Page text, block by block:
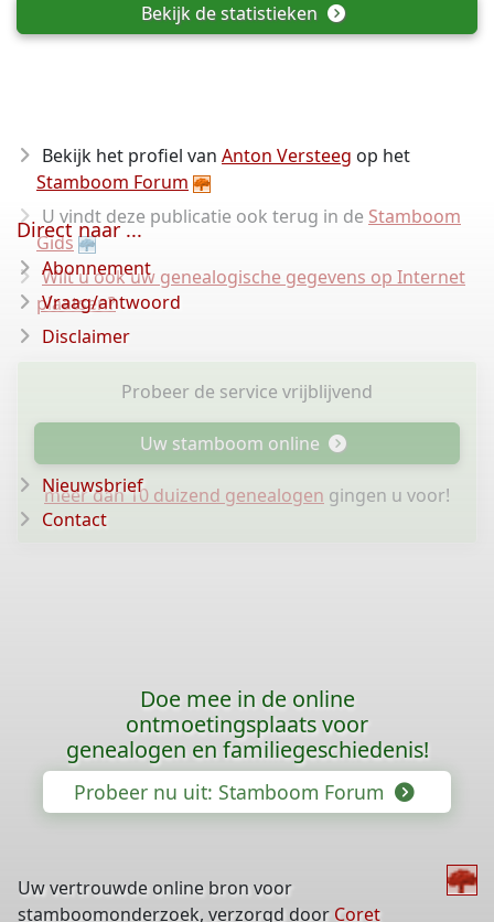
Bekijk de statistieken
Bekijk het profiel van Anton Versteeg op het
Stamboom Forum
U vindt deze publicatie ook terug in de Stamboom
Gids
Wilt u ook uw genealogische gegevens op Internet
plaatsen?
Probeer de service vrijblijvend
Uw stamboom online
meer dan 10 duizend genealogen gingen u voor!
Direct naar ...
Abonnement
Vraag/antwoord
Disclaimer
Nieuwsbrief
Contact
Doe mee in de online
ontmoetingsplaats voor
genealogen en familiegeschiedenis!
Probeer nu uit: Stamboom Forum
Uw vertrouwde online bron voor
stamboomonderzoek, verzorgd door Coret